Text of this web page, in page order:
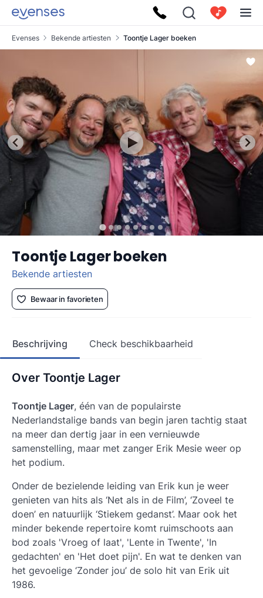
Evenses Bekende artiesten Toontje Lager boeken
Toontje Lager boeken
Bekende artiesten
Bewaar in favorieten
Beschrijving Check beschikbaarheid
Over Toontje Lager
Toontje Lager, één van de populairste
Nederlandstalige bands van begin jaren tachtig staat
na meer dan dertig jaar in een vernieuwde
samenstelling, maar met zanger Erik Mesie weer op
het podium.
Onder de bezielende leiding van Erik kun je weer
genieten van hits als ‘Net als in de Film’, ‘Zoveel te
doen’ en natuurlijk ‘Stiekem gedanst’. Maar ook het
minder bekende repertoire komt ruimschoots aan
bod zoals 'Vroeg of laat', 'Lente in Twente', 'In
gedachten' en 'Het doet pijn'. En wat te denken van
het gevoelige ‘Zonder jou’ de solo hit van Erik uit
1986.